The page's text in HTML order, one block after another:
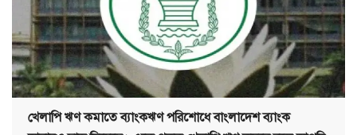
খেলাপি ঋণ কমাতে ব্যাংকঋণ পরিশোধে বাংলাদেশ ব্যাংক